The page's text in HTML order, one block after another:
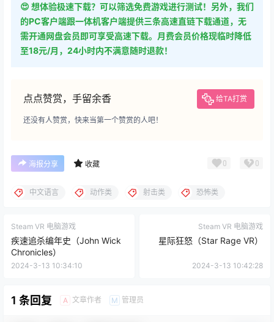
😍 想体验极速下载？可以筛选免费游戏进行测试！另外，我们
的PC客户端跟一体机客户端提供三条高速直链下载通道，无
需开通网盘会员即可享受高速下载。月费会员价格现临时降低
至18元/月，24小时内不满意随时退款！
点点赞赏，手留余香 给TA打赏
还没有人赞赏，快来当第一个赞赏的人吧！
海报分享 收藏 0 0
中文语言 动作类 射击类 恐怖类
Steam VR 电脑游戏
疾速追杀编年史（John Wick
Chronicles）
2024-3-13 10:34:10
Steam VR 电脑游戏
星际狂怒（Star Rage VR）
2024-3-13 10:42:28
1 条回复 A 文章作者 M 管理员